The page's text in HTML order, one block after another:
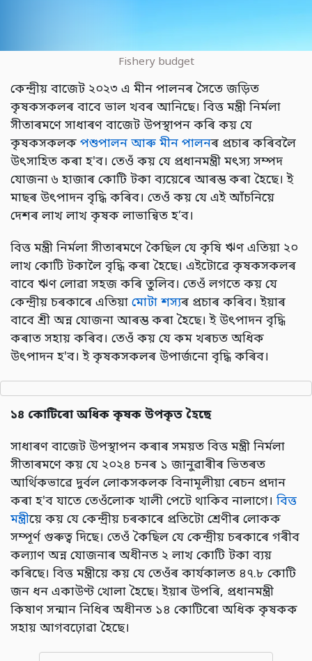
Fishery budget
কেন্দ্ৰীয় বাজেট ২০২৩ এ মীন পালনৰ সৈতে জড়িত
কৃষকসকলৰ বাবে ভাল খবৰ আনিছে। বিত্ত মন্ত্ৰী নিৰ্মলা
সীতাৰমণে সাধাৰণ বাজেট উপস্থাপন কৰি কয় যে
কৃষকসকলক পশুপালন আৰু মীন পালনৰ প্ৰচাৰ কৰিবলৈ
উৎসাহিত কৰা হ'ব। তেওঁ কয় যে প্ৰধানমন্ত্ৰী মৎস্য সম্পদ
যোজনা ৬ হাজাৰ কোটি টকা ব্যয়েৰে আৰম্ভ কৰা হৈছে। ই
মাছৰ উৎপাদন বৃদ্ধি কৰিব। তেওঁ কয় যে এই আঁচনিয়ে
দেশৰ লাখ লাখ কৃষক লাভান্বিত হ’ব।
বিত্ত মন্ত্ৰী নিৰ্মলা সীতাৰমণে কৈছিল যে কৃষি ঋণ এতিয়া ২০
লাখ কোটি টকালৈ বৃদ্ধি কৰা হৈছে। এইটোৱে কৃষকসকলৰ
বাবে ঋণ লোৱা সহজ কৰি তুলিব। তেওঁ লগতে কয় যে
কেন্দ্ৰীয় চৰকাৰে এতিয়া মোটা শস্যৰ প্ৰচাৰ কৰিব। ইয়াৰ
বাবে শ্ৰী অন্ন যোজনা আৰম্ভ কৰা হৈছে। ই উৎপাদন বৃদ্ধি
কৰাত সহায় কৰিব। তেওঁ কয় যে কম খৰচত অধিক
উৎপাদন হ'ব। ই কৃষকসকলৰ উপাৰ্জনো বৃদ্ধি কৰিব।
১৪ কোটিৰো অধিক কৃষক উপকৃত হৈছে
সাধাৰণ বাজেট উপস্থাপন কৰাৰ সময়ত বিত্ত মন্ত্ৰী নিৰ্মলা
সীতাৰমণে কয় যে ২০২৪ চনৰ ১ জানুৱাৰীৰ ভিতৰত
আৰ্থিকভাৱে দুৰ্বল লোকসকলক বিনামূলীয়া ৰেচন প্ৰদান
কৰা হ'ব যাতে তেওঁলোক খালী পেটে থাকিব নালাগে। বিত্ত
মন্ত্ৰীয়ে কয় যে কেন্দ্ৰীয় চৰকাৰে প্ৰতিটো শ্ৰেণীৰ লোকক
সম্পূৰ্ণ গুৰুত্ব দিছে। তেওঁ কৈছিল যে কেন্দ্ৰীয় চৰকাৰে গৰীব
কল্যাণ অন্ন যোজনাৰ অধীনত ২ লাখ কোটি টকা ব্যয়
কৰিছে। বিত্ত মন্ত্ৰীয়ে কয় যে তেওঁৰ কাৰ্যকালত ৪৭.৮ কোটি
জন ধন একাউণ্ট খোলা হৈছে। ইয়াৰ উপৰি, প্ৰধানমন্ত্ৰী
কিষাণ সন্মান নিধিৰ অধীনত ১৪ কোটিৰো অধিক কৃষকক
সহায় আগবঢ়োৱা হৈছে।